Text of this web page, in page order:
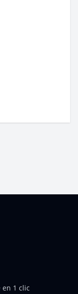
1 clic